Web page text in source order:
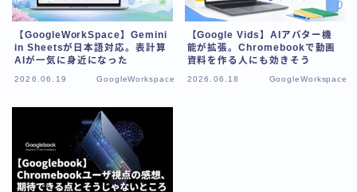
【GoogleWorkSpace】Gemini
in Sheetsが日本語対応。表計算
AIが一気に身近になった
2026.06.19 GoogleWorkspace
【Google Vids】AIアバター機
能が拡張。Chromebookで動画
資料を作る人にも効きそう
2026.06.18 GoogleWorkspace